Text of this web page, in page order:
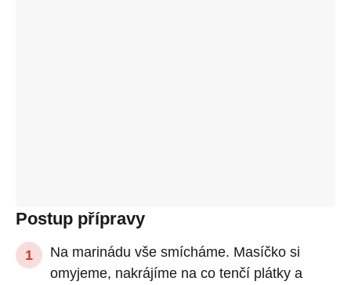
Postup přípravy
Na marinádu vše smícháme. Masíčko si
omyjeme, nakrájíme na co tenčí plátky a